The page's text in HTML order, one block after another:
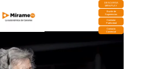
DESCARGA
MIRAPLAY
Buzón de
Sugerencias
Contratar
Publicidad
Contacto
Comercial